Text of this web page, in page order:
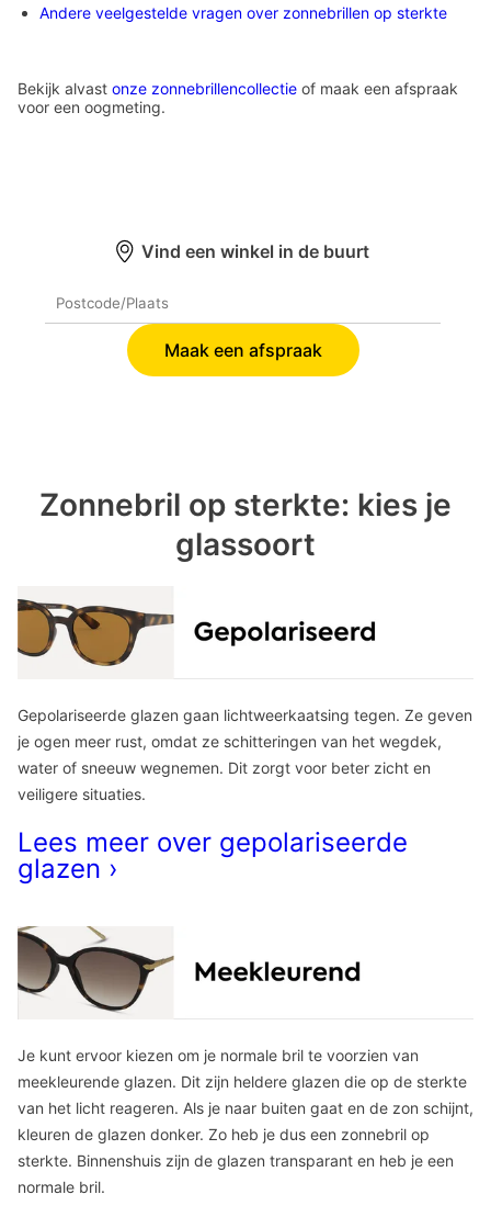
Andere veelgestelde vragen over zonnebrillen op sterkte
Bekijk alvast onze zonnebrillencollectie of maak een afspraak
voor een oogmeting.
Vind een winkel in de buurt
Maak een afspraak
Zonnebril op sterkte: kies je
glassoort
Gepolariseerde glazen gaan lichtweerkaatsing tegen. Ze geven
je ogen meer rust, omdat ze schitteringen van het wegdek,
water of sneeuw wegnemen. Dit zorgt voor beter zicht en
veiligere situaties.
Lees meer over gepolariseerde
glazen ›
Je kunt ervoor kiezen om je normale bril te voorzien van
meekleurende glazen. Dit zijn heldere glazen die op de sterkte
van het licht reageren. Als je naar buiten gaat en de zon schijnt,
kleuren de glazen donker. Zo heb je dus een zonnebril op
sterkte. Binnenshuis zijn de glazen transparant en heb je een
normale bril.